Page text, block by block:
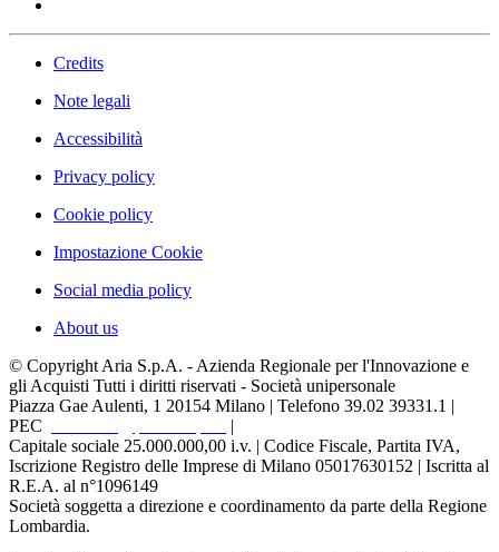
Credits
Note legali
Accessibilità
Privacy policy
Cookie policy
Impostazione Cookie
Social media policy
About us
© Copyright Aria S.p.A. - Azienda Regionale per l'Innovazione e
gli Acquisti Tutti i diritti riservati - Società unipersonale
Piazza Gae Aulenti, 1 20154 Milano | Telefono 39.02 39331.1 |
PEC
|
Capitale sociale 25.000.000,00 i.v. | Codice Fiscale, Partita IVA,
Iscrizione Registro delle Imprese di Milano 05017630152 | Iscritta al
R.E.A. al n°1096149
Società soggetta a direzione e coordinamento da parte della Regione
Lombardia.